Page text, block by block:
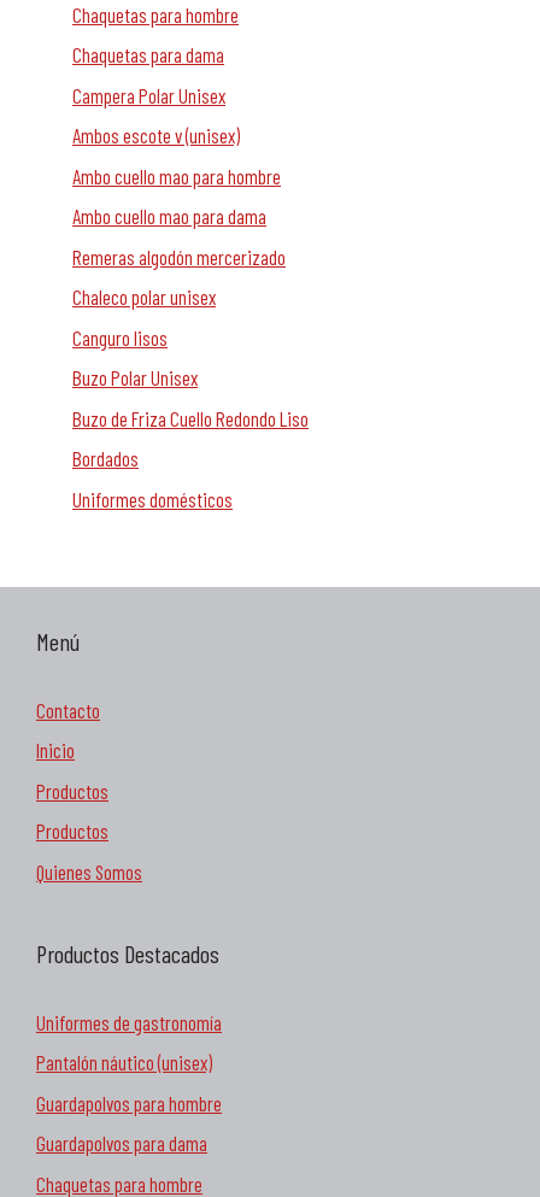
Chaquetas para hombre
Chaquetas para dama
Campera Polar Unisex
Ambos escote v (unisex)
Ambo cuello mao para hombre
Ambo cuello mao para dama
Remeras algodón mercerizado
Chaleco polar unisex
Canguro lisos
Buzo Polar Unisex
Buzo de Friza Cuello Redondo Liso
Bordados
Uniformes domésticos
Menú
Contacto
Inicio
Productos
Productos
Quienes Somos
Productos Destacados
Uniformes de gastronomía
Pantalón náutico (unisex)
Guardapolvos para hombre
Guardapolvos para dama
Chaquetas para hombre